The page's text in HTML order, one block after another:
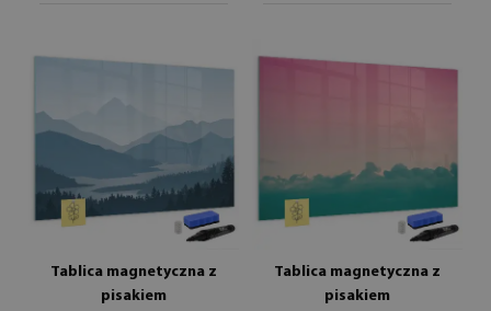
Tablica magnetyczna z
pisakiem
Tablica magnetyczna z
pisakiem